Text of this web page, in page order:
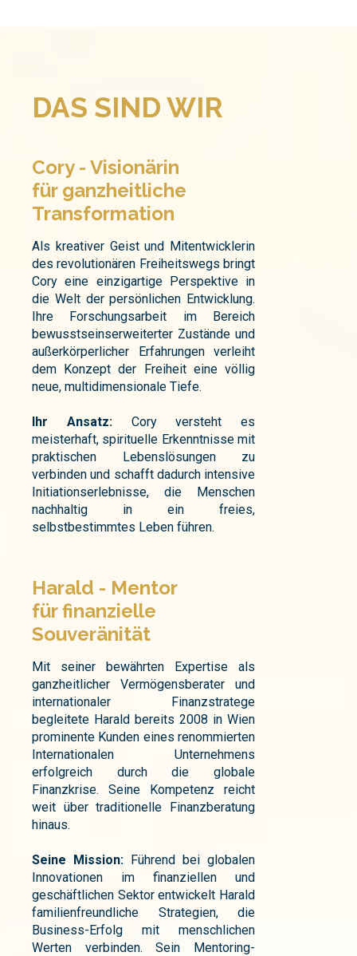
DAS SIND WIR
Cory - Visionärin
für ganzheitliche
Transformation
Als kreativer Geist und Mitentwicklerin
des revolutionären Freiheitswegs bringt
Cory eine einzigartige Perspektive in
die Welt der persönlichen Entwicklung.
Ihre Forschungsarbeit im Bereich
bewusstseinserweiterter Zustände und
außerkörperlicher Erfahrungen verleiht
dem Konzept der Freiheit eine völlig
neue, multidimensionale Tiefe.
Ihr Ansatz:Cory versteht es
meisterhaft, spirituelle Erkenntnisse mit
praktischen Lebenslösungen zu
verbinden und schafft dadurch intensive
Initiationserlebnisse, die Menschen
nachhaltig in ein freies,
selbstbestimmtes Leben führen.
Harald - Mentor
für finanzielle
Souveränität
Mit seiner bewährten Expertise als
ganzheitlicher Vermögensberater und
internationaler Finanzstratege
begleitete Harald bereits 2008 in Wien
prominente Kunden eines renommierten
Internationalen Unternehmens
erfolgreich durch die globale
Finanzkrise. Seine Kompetenz reicht
weit über traditionelle Finanzberatung
hinaus.
Seine Mission: Führend bei globalen
Innovationen im finanziellen und
geschäftlichen Sektor entwickelt Harald
familienfreundliche Strategien, die
Business-Erfolg mit menschlichen
Werten verbinden. Sein Mentoring-